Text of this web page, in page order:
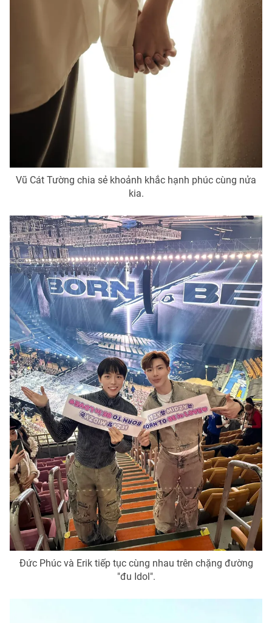
Ðiện thoại Thời báo VTV:
024.66 897 897
024-7300.7108
thuận bằng văn bản. Ghi rõ nguồn VTV.vn khi phát hành lại
thông tin từ website này.
Vũ Cát Tường chia sẻ khoảnh khắc hạnh phúc cùng nửa
kia.
Đức Phúc và Erik tiếp tục cùng nhau trên chặng đường
"đu Idol".